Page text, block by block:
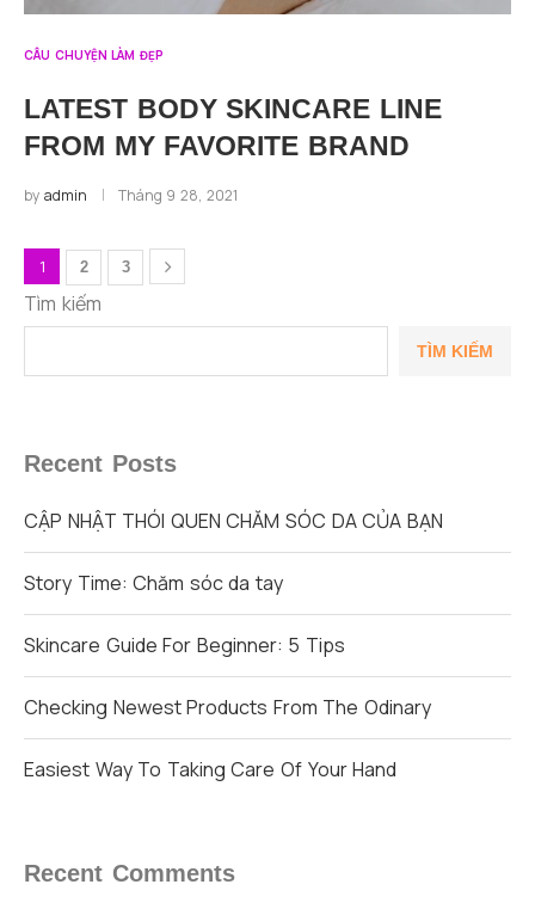
CÂU CHUYỆN LÀM ĐẸP
LATEST BODY SKINCARE LINE
FROM MY FAVORITE BRAND
by admin Tháng 9 28, 2021
1 2 3
Tìm kiếm
TÌM KIẾM
Recent Posts
CẬP NHẬT THÓI QUEN CHĂM SÓC DA CỦA BẠN
Story Time: Chăm sóc da tay
Skincare Guide For Beginner: 5 Tips
Checking Newest Products From The Odinary
Easiest Way To Taking Care Of Your Hand
Recent Comments